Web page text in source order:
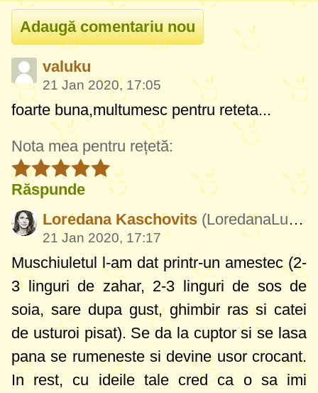
valuku
21 Jan 2020, 17:05
foarte buna,multumesc pentru reteta...
Nota mea pentru rețetă:
Răspunde
Loredana Kaschovits (LoredanaLutheloKaschovits108)
21 Jan 2020, 17:17
Muschiuletul l-am dat printr-un amestec (2-
3 linguri de zahar, 2-3 linguri de sos de
soia, sare dupa gust, ghimbir ras si catei
de usturoi pisat). Se da la cuptor si se lasa
pana se rumeneste si devine usor crocant.
In rest, cu ideile tale cred ca o sa imi